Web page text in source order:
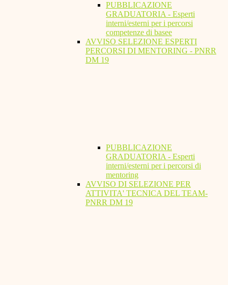
PUBBLICAZIONE
GRADUATORIA - Esperti
interni/esterni per i percorsi
competenze di basee
AVVISO SELEZIONE ESPERTI
PERCORSI DI MENTORING - PNRR
DM 19
PUBBLICAZIONE
GRADUATORIA - Esperti
interni/esterni per i percorsi di
mentoring
AVVISO DI SELEZIONE PER
ATTIVITA' TECNICA DEL TEAM-
PNRR DM 19